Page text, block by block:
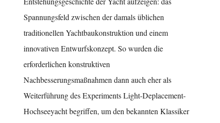
Spannungsfeld zwischen der damals üblichen
traditionellen Yachtbaukonstruktion und einem
innovativen Entwurfskonzept. So wurden die
erforderlichen konstruktiven
Nachbesserungsmaßnahmen dann auch eher als
Weiterführung des Experiments Light-Deplacement-
Hochseeyacht begriffen, um den bekannten Klassiker